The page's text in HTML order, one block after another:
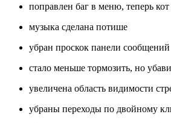
поправлен баг в меню, теперь
музыка сделана потише
убран проскок панели сообщений
стало меньше тормозить, но
увеличена область видимости
убраны переходы по двойному